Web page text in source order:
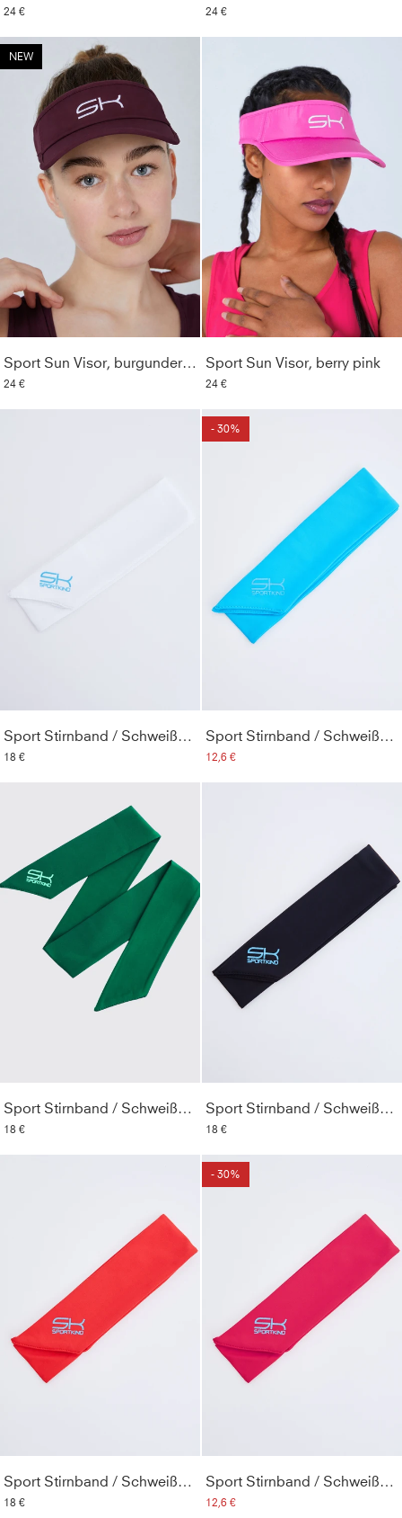
24 € 24 €
NEW
Sport Sun Visor, burgunder rot
24 €
Sport Sun Visor, berry pink
24 €
Sport Stirnband / Schweißband, weiß
18 €
- 30%
Sport Stirnband / Schweißband, türkis
12,6 €
Sport Stirnband / Schweißband, tannengrün
18 €
Sport Stirnband / Schweißband, schwarz
18 €
Sport Stirnband / Schweißband, rot
18 €
- 30%
Sport Stirnband / Schweißband, pink
12,6 €